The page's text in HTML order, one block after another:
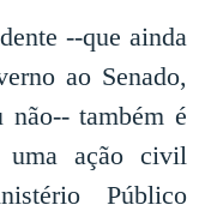
--que ainda
ao Senado,
não-- também é
uma ação civil
Público